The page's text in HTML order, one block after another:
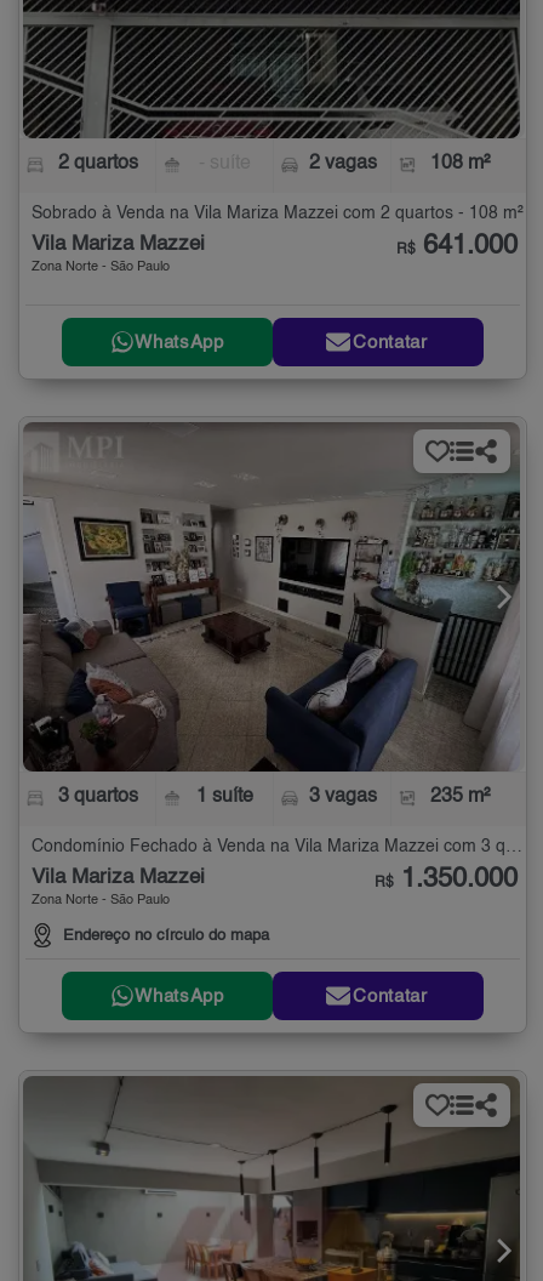
2 quartos 2 vagas 108 m²
Sobrado à Venda na Vila Mariza Mazzei com 2 quartos - 108 m²
Vila Mariza Mazzei
Zona Norte - São Paulo
R$ 641.000
WhatsApp Contatar
3 quartos 1 suíte 3 vagas 235 m²
Condomínio Fechado à Venda na Vila Mariza Mazzei com 3 quartos - 235 m²
Vila Mariza Mazzei
Zona Norte - São Paulo
Endereço no círculo do mapa
R$ 1.350.000
WhatsApp Contatar